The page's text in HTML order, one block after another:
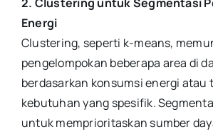
Energi
Clustering, seperti k-means,
pengelompokan beberapa area di
berdasarkan konsumsi energi atau
kebutuhan yang spesifik.
untuk memprioritaskan sumber